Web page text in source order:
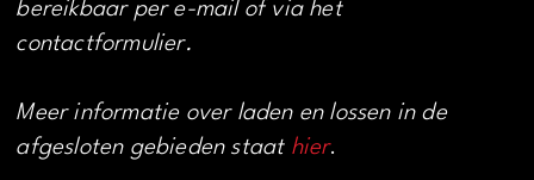
bereikbaar per e-mail of via het
contactformulier.
Meer informatie over laden en lossen in de
afgesloten gebieden staat hier.